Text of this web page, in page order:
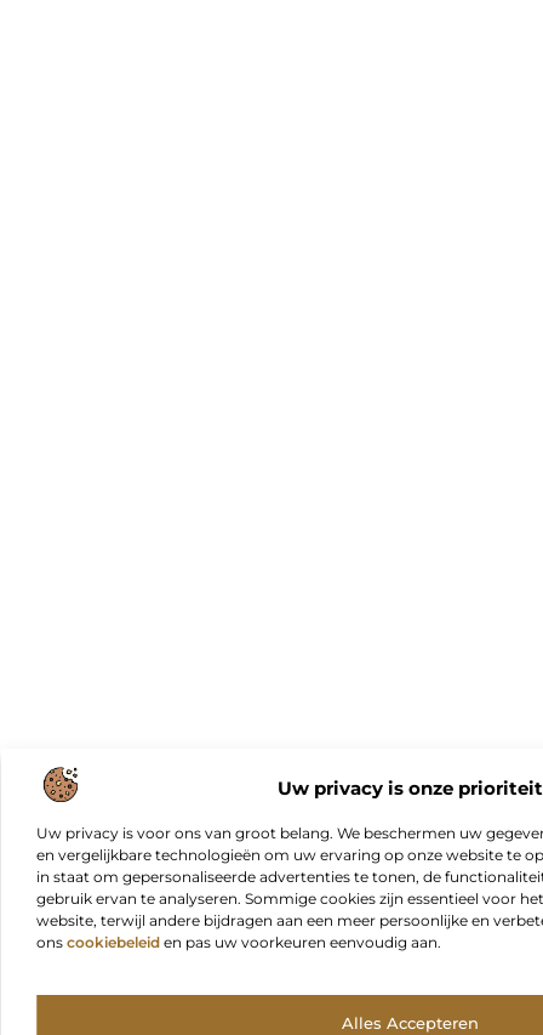
Uw privacy is onze prioriteit
Uw privacy is voor ons van groot belang. We beschermen uw
en vergelijkbare technologieën om uw ervaring op onze website te
in staat om gepersonaliseerde advertenties te tonen, de
gebruik ervan te analyseren. Sommige cookies zijn essentieel voor
website, terwijl andere bijdragen aan een meer persoonlijke en
ons cookiebeleid en pas uw voorkeuren eenvoudig aan.
Alles Accepteren